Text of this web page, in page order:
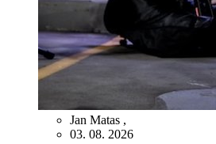
Jan Matas ,
03. 08. 2026